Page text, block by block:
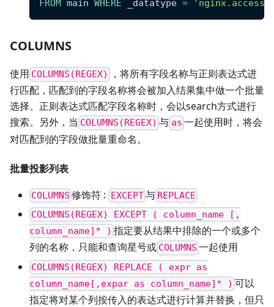
FROM main WHERE _datatype =
COLUMNS
使用 COLUMNS(REGEX)
，将所有字段名称与正则表达式进
行匹配，匹配到的字段名称将会被加入结果集中做一个批量
选择。正则表达式匹配字段名称时，会以search方式进行
搜索。另外，当 COLUMNS(REGEX) 与 as 一起使用时，将会
对匹配到的字段做批量重命名。
批量投影列表
COLUMNS 修饰符 : EXCEPT与 REPLACE
COLUMNS(REGEX) EXCEPT ( column_name [,
column_name]* ) 指定要从结果中排除的一个或多个
列的名称，只能和查询星号或 COLUMNS 一起使用
COLUMNS(REGEX) REPLACE ( expr as
column_name[,expar as column_name]* ) 可以
指定将对某个列按传入的表达式进行计算并替换，但只